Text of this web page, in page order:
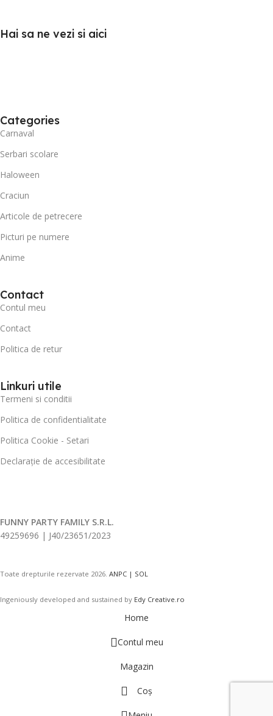
Hai sa ne vezi si aici
Categories
Carnaval
Serbari scolare
Haloween
Craciun
Articole de petrecere
Picturi pe numere
Anime
Contact
Contul meu
Contact
Politica de retur
Linkuri utile
Termeni si conditii
Politica de confidentialitate
Politica Cookie - Setari
Declarație de accesibilitate
FUNNY PARTY FAMILY S.R.L.
49259696 | J40/23651/2023
Toate drepturile rezervate 2026. ANPC | SOL
Ingeniously developed and sustained by Edy Creative.ro
Home
Contul meu
Magazin
Coș